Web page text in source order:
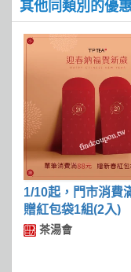
其他同類別的優
1/10起，門市消費
贈紅包袋1組(2入)
茶湯會